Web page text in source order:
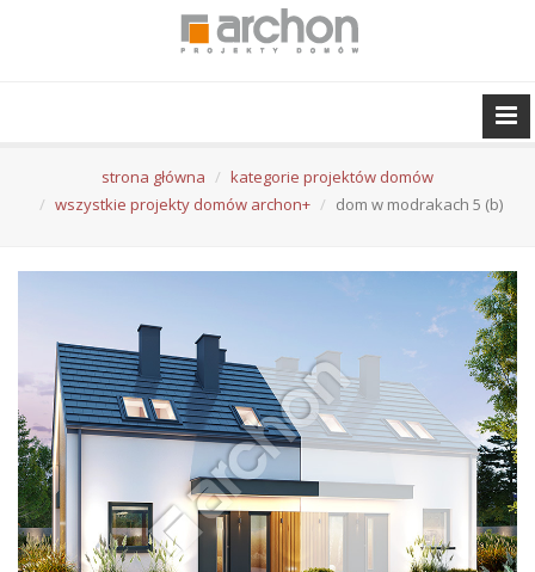
strona główna
kategorie projektów domów
wszystkie projekty domów archon+
dom w modrakach 5 (b)